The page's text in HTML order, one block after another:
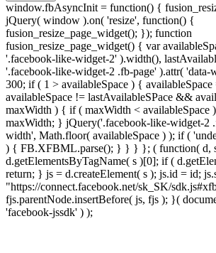
window.fbAsyncInit = function() {
jQuery( window ).on( 'resize', function() {
fusion_resize_page_widget(); }); function
fusion_resize_page_widget() { var
'.facebook-like-widget-2' ).width(),
'.facebook-like-widget-2 .fb-page' ).attr(
300; if ( 1 > availableSpace ) {
availableSpace != lastAvailableSPace &&
maxWidth ) { if ( maxWidth < availableSpace
maxWidth; } jQuery('.facebook-like-widget-2
width', Math.floor( availableSpace ) ); if (
) { FB.XFBML.parse(); } } } }; ( function( d,
d.getElementsByTagName( s )[0]; if (
return; } js = d.createElement( s ); js.id = id;
"https://connect.facebook.net/sk_SK/
fjs.parentNode.insertBefore( js, fjs ); }(
'facebook-jssdk' ) );